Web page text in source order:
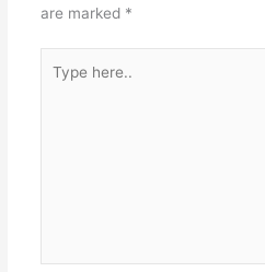
are marked *
here..